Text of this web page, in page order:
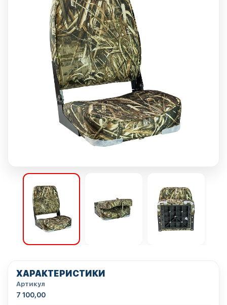
ХАРАКТЕРИСТИКИ
Артикул
7 100,00